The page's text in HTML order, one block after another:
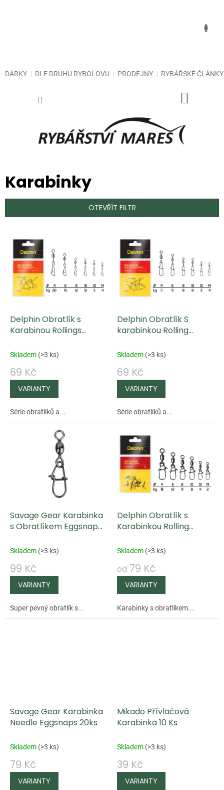
DÁRKY DLE DRUHU RYBOLOVU PRODEJNY RYBÁŘSKÉ ČLÁNKY
Karabinky
OTEVŘÍT FILTR
p
o
d
u
k
ů
Delphin Obratlík s
Karabinou Rollings
Snap B-03 10 ks
Skladem (>3 ks)
69 Kč
Série obratlíků a...
Delphin Obratlík S
karabinkou Rolling
Snap B-01 10 ks
Skladem (>3 ks)
69 Kč
Série obratlíků a...
Savage Gear Karabinka
s Obratlíkem Eggsnap
Skladem (>3 ks)
99 Kč
Super pevný obratlík s...
Delphin Obratlík s
Karabinkou Rolling
10 ks
Skladem (>3 ks)
od 79 Kč
Karabinky s obratlíkem...
Savage Gear Karabinka
Needle Eggsnaps 20ks
Skladem (>3 ks)
79 Kč
Mikado Přívlačová
Karabinka 10 Ks
Skladem (>3 ks)
39 Kč